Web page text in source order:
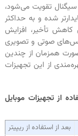
سیگنال تقویت می‌شود،
شده و به حداکثر
تأخیر، افزایش
صوتی و تصویری
همزمان از چندین
از این تجهیزات
از تجهیزات موبایل
بعد از استفاده از ریپیتر